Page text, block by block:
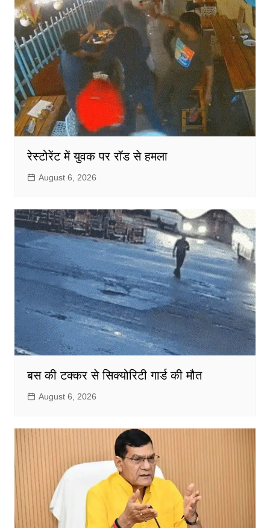
रेस्टोरेंट में युवक पर रॉड से हमला
August 6, 2026
बस की टक्कर से सिक्योरिटी गार्ड की मौत
August 6, 2026